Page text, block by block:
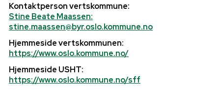
Kontaktperson vertskommune:
Stine Beate Maassen:
stine.maassen@byr.oslo.kommune.no
Hjemmeside vertskommunen:
https://www.oslo.kommune.no/
Hjemmeside USHT:
https://www.oslo.kommune.no/sff